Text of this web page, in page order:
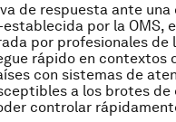
de respuesta ante una
por la OMS,
por profesionales de
rápido en contextos
con sistemas de
a los brotes de
controlar